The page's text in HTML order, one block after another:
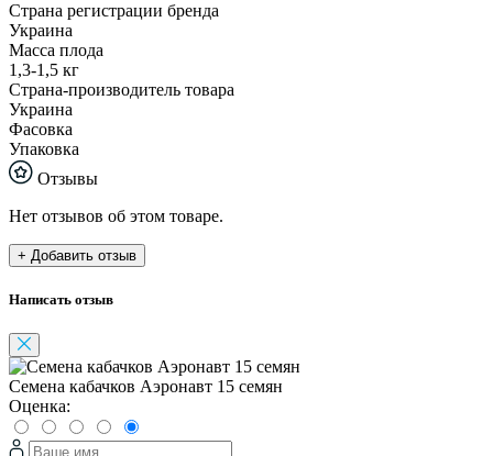
Страна регистрации бренда
Украина
Масса плода
1,3-1,5 кг
Страна-производитель товара
Украина
Фасовка
Упаковка
Отзывы
Нет отзывов об этом товаре.
+ Добавить отзыв
Написать отзыв
Семена кабачков Аэронавт 15 семян
Оценка: